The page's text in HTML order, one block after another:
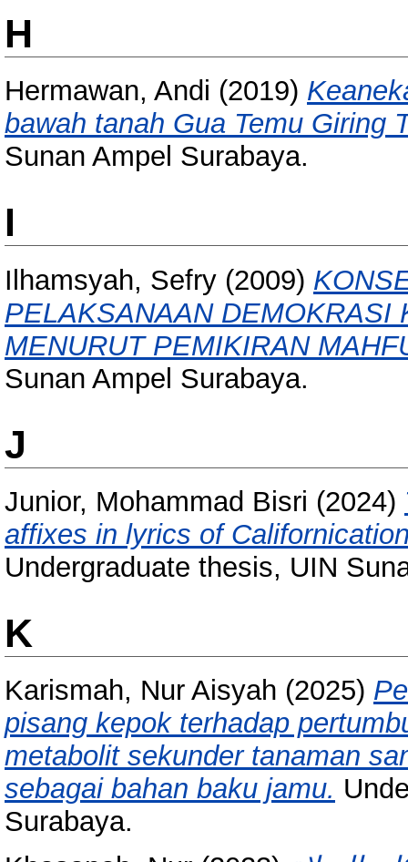
H
Hermawan, Andi (2019)
bawah tanah Gua Temu Giring
Sunan Ampel Surabaya.
I
Ilhamsyah, Sefry (2009)
PELAKSANAAN DEMOKRASI
MENURUT PEMIKIRAN
Sunan Ampel Surabaya.
J
Junior, Mohammad Bisri (2024)
affixes in lyrics of
Undergraduate thesis, UIN
K
Karismah, Nur Aisyah (2025)
pisang kepok terhadap
metabolit sekunder tanaman
sebagai bahan baku jamu.
Surabaya.